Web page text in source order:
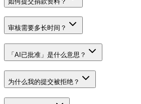
审核需要多长时间？
「AI已批准」是什么意思？
为什么我的提交被拒绝？